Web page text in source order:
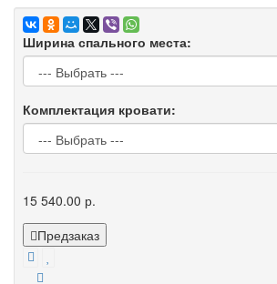
Ширина спального места:
Комплектация кровати:
15 540.00 р.
Предзаказ